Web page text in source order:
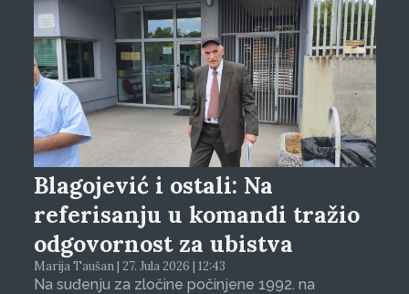
Blagojević i ostali: Na
referisanju u komandi tražio
odgovornost za ubistva
Marija Taušan | 27. Jula 2026 | 12:43
Na suđenju za zločine počinjene 1992. na